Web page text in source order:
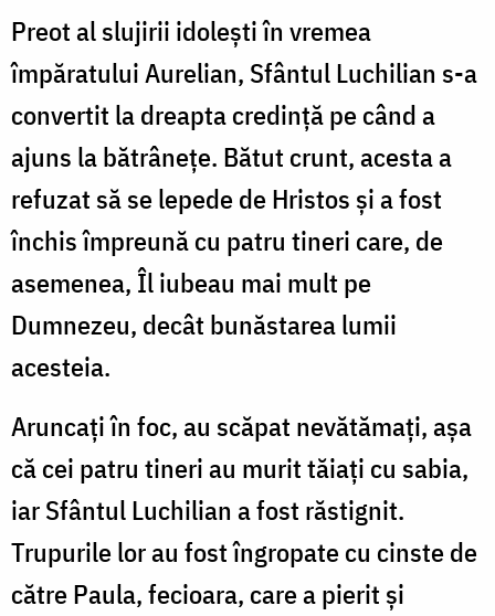
sfințenie
Preot al slujirii idolești în vremea
împăratului Aurelian, Sfântul Luchilian s-a
convertit la dreapta credință pe când a
ajuns la bătrânețe. Bătut crunt, acesta a
refuzat să se lepede de Hristos și a fost
închis împreună cu patru tineri care, de
asemenea, Îl iubeau mai mult pe
Dumnezeu, decât bunăstarea lumii
acesteia.
Aruncați în foc, au scăpat nevătămați, așa
că cei patru tineri au murit tăiați cu sabia,
iar Sfântul Luchilian a fost răstignit.
Trupurile lor au fost îngropate cu cinste de
către Paula, fecioara, care a pierit și